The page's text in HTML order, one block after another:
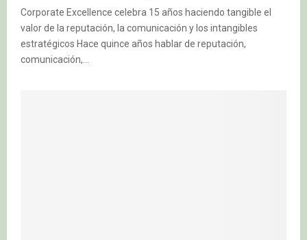
Corporate Excellence celebra 15 años haciendo tangible el
valor de la reputación, la comunicación y los intangibles
estratégicos Hace quince años hablar de reputación,
comunicación,...